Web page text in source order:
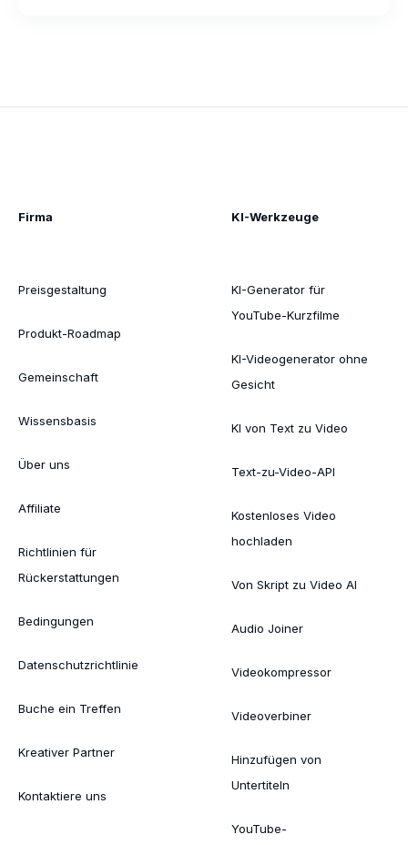
Firma
Preisgestaltung
Produkt-Roadmap
Gemeinschaft
Wissensbasis
Über uns
Affiliate
Richtlinien für
Rückerstattungen
Bedingungen
Datenschutzrichtlinie
Buche ein Treffen
Kreativer Partner
Kontaktiere uns
KI-Werkzeuge
KI-Generator für
YouTube-Kurzfilme
KI-Videogenerator ohne
Gesicht
KI von Text zu Video
Text-zu-Video-API
Kostenloses Video
hochladen
Von Skript zu Video AI
Audio Joiner
Videokompressor
Videoverbiner
Hinzufügen von
Untertiteln
YouTube-